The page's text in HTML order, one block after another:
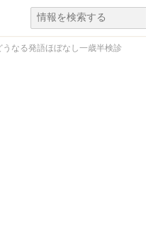
なる発語ほぼなし一歳半検診